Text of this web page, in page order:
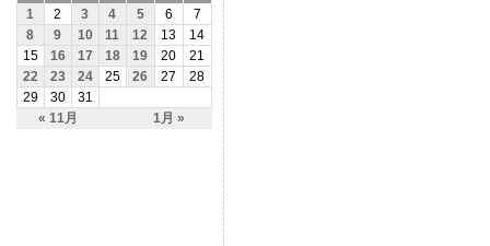
« 11月 1月 »
1 2 3 4 5 6
7
8
9 10 11 12 13
14
15
16 17 18 19 20
21
22
23 24 25 26 27
28
29
30 31